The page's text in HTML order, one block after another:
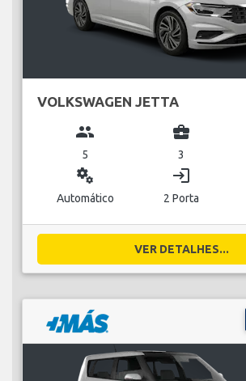
VOLKSWAGEN JETTA
group
5
business_center
3
miscellaneous_services
Automático
login
2 Porta
VER DETALHES...